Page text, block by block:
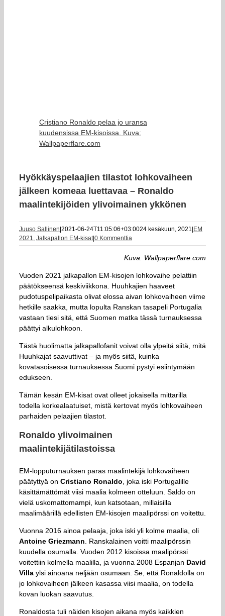
Cristiano Ronaldo pelaa jo uransa
kuudensissa EM-kisoissa. Kuva:
Wallpaperflare.com
Hyökkäyspelaajien tilastot lohkovaiheen
jälkeen komeaa luettavaa – Ronaldo
maalintekijöiden ylivoimainen ykkönen
Juuso Sallinen 2021-06-24T11:05:06+03:0024 kesäkuun, 2021 EM
2021, Jalkapallon EM-kisat|0 Kommenttia
Kuva: Wallpaperflare.com
Vuoden 2021 jalkapallon EM-kisojen lohkovaihe pelattiin
päätökseensä keskiviikkona. Huuhkajien haaveet
pudotuspelipaikasta olivat elossa aivan lohkovaiheen viime
hetkille saakka, mutta lopulta Ranskan tasapeli Portugalia
vastaan tiesi sitä, että Suomen matka tässä turnauksessa
päättyi alkulohkoon.
Tästä huolimatta jalkapallofanit voivat olla ylpeitä siitä, mitä
Huuhkajat saavuttivat – ja myös siitä, kuinka
kovatasoisessa turnauksessa Suomi pystyi esiintymään
edukseen.
Tämän kesän EM-kisat ovat olleet jokaisella mittarilla
todella korkealaatuiset, mistä kertovat myös lohkovaiheen
parhaiden pelaajien tilastot.
Ronaldo ylivoimainen
maalintekijätilastoissa
EM-lopputurnauksen paras maalintekijä lohkovaiheen
päätyttyä on Cristiano Ronaldo , joka iski Portugalille
käsittämättömät viisi maalia kolmeen otteluun. Saldo on
vielä uskomattomampi, kun katsotaan, millaisilla
maalimäärillä edellisten EM-kisojen maalipörssi on voitettu.
Vuonna 2016 ainoa pelaaja, joka iski yli kolme maalia, oli
Antoine Griezmann . Ranskalainen voitti maalipörssin
kuudella osumalla. Vuoden 2012 kisoissa maalipörssi
voitettiin kolmella maalilla, ja vuonna 2008 Espanjan David
Villa ylsi ainoana neljään osumaan. Se, että Ronaldolla on
jo lohkovaiheen jälkeen kasassa viisi maalia, on todella
kovan luokan saavutus.
Ronaldosta tuli näiden kisojen aikana myös kaikkien